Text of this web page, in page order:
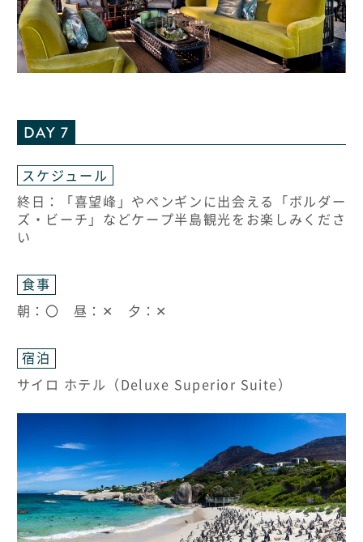
DAY 7
スケジュール
終日：「喜望峰」やペンギンに出会える「ボルダー
ズ・ビーチ」などケープ半島観光をお楽しみくださ
い
食事
朝：〇 昼：✕ 夕：✕
宿泊
サイロ ホテル（Deluxe Superior Suite）